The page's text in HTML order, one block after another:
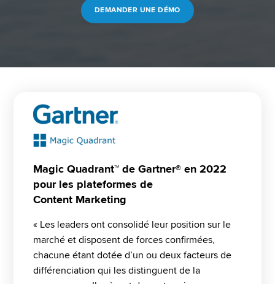
DEMANDER UNE DÉMO
Magic Quadrant™ de Gartner® en 2022
pour les plateformes de
Content Marketing
« Les leaders ont consolidé leur position sur le
marché et disposent de forces confirmées,
chacune étant dotée d’un ou deux facteurs de
différenciation qui les distinguent de la